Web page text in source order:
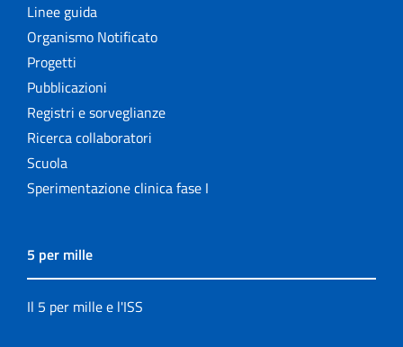
Linee guida
Organismo Notificato
Progetti
Pubblicazioni
Registri e sorveglianze
Ricerca collaboratori
Scuola
Sperimentazione clinica fase I
5 per mille
Il 5 per mille e l'ISS